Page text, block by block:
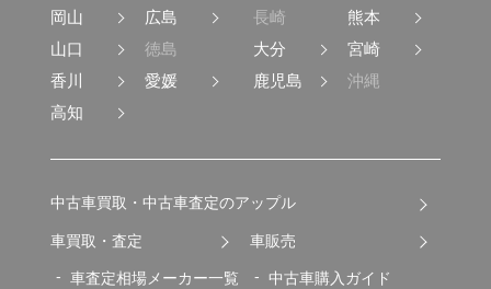
岡山
広島
山口
徳島
香川
愛媛
高知
長崎
熊本
大分
宮崎
鹿児島
沖縄
中古車買取・中古車査定のアップル
車買取・査定
車査定相場メーカー一覧
車販売
中古車購入ガイド